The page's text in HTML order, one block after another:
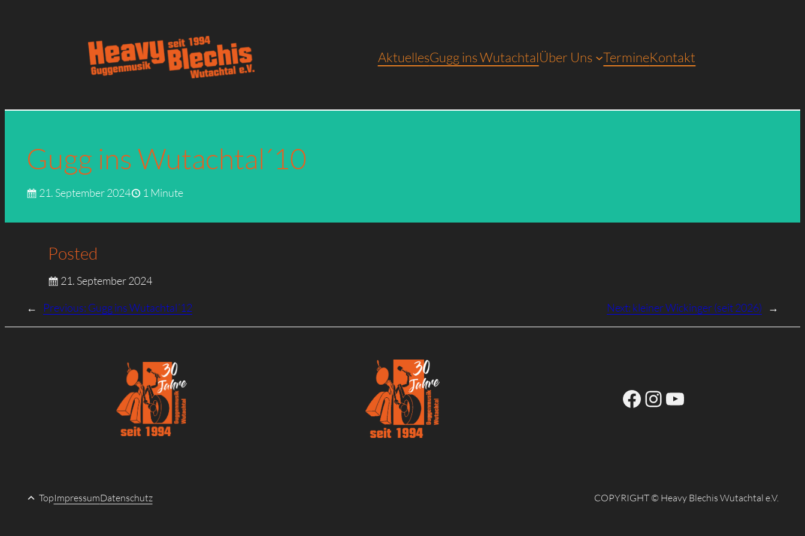
AktuellesGugg ins WutachtalÜber Uns TermineKontakt
Gugg ins Wutachtal´10
21. September 2024 1 Minute
Posted
21. September 2024
← Previous: Gugg ins Wutachtal´12 Next: kleiner Wickinger (seit 2026) →
Facebook Instagram YouTube
TopImpressumDatenschutz COPYRIGHT © Heavy Blechis Wutachtal e.V.